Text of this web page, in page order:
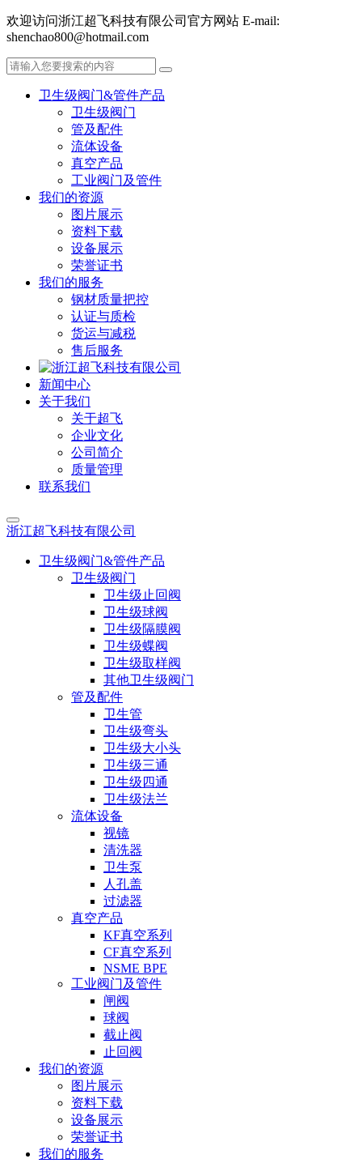
欢迎访问浙江超飞科技有限公司官方网站 E-mail:
shenchao800@hotmail.com
卫生级阀门&管件产品
卫生级阀门
管及配件
流体设备
真空产品
工业阀门及管件
我们的资源
图片展示
资料下载
设备展示
荣誉证书
我们的服务
钢材质量把控
认证与质检
货运与减税
售后服务
新闻中心
关于我们
关于超飞
企业文化
公司简介
质量管理
联系我们
浙江超飞科技有限公司
卫生级阀门&管件产品
卫生级阀门
卫生级止回阀
卫生级球阀
卫生级隔膜阀
卫生级蝶阀
卫生级取样阀
其他卫生级阀门
管及配件
卫生管
卫生级弯头
卫生级大小头
卫生级三通
卫生级四通
卫生级法兰
流体设备
视镜
清洗器
卫生泵
人孔盖
过滤器
真空产品
KF真空系列
CF真空系列
NSME BPE
工业阀门及管件
闸阀
球阀
截止阀
止回阀
我们的资源
图片展示
资料下载
设备展示
荣誉证书
我们的服务